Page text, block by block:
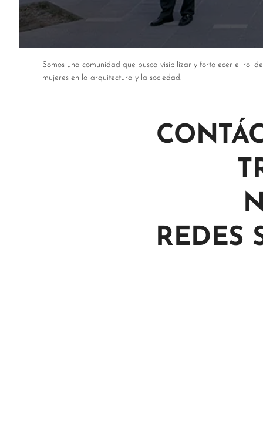
Somos una comunidad que busca visibilizar y fortalecer el rol
mujeres en la arquitectura y la sociedad.
REDES